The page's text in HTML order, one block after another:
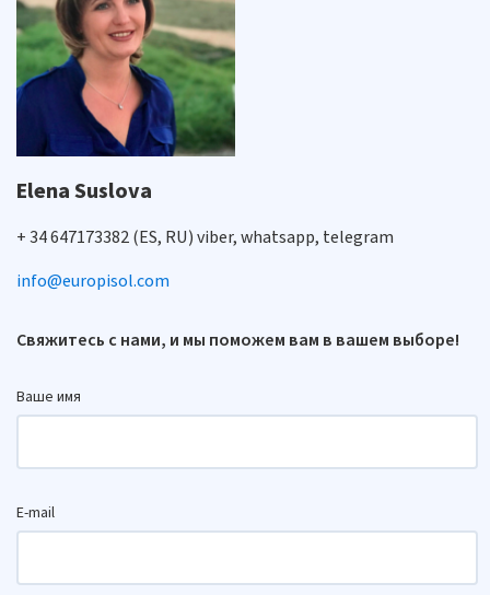
Elena Suslova
+ 34 647173382 (ES, RU) viber, whatsapp, telegram
info@europisol.com
Свяжитесь с нами, и мы поможем вам в вашем выборе!
Ваше имя
E-mail